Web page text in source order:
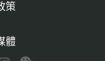
策
體